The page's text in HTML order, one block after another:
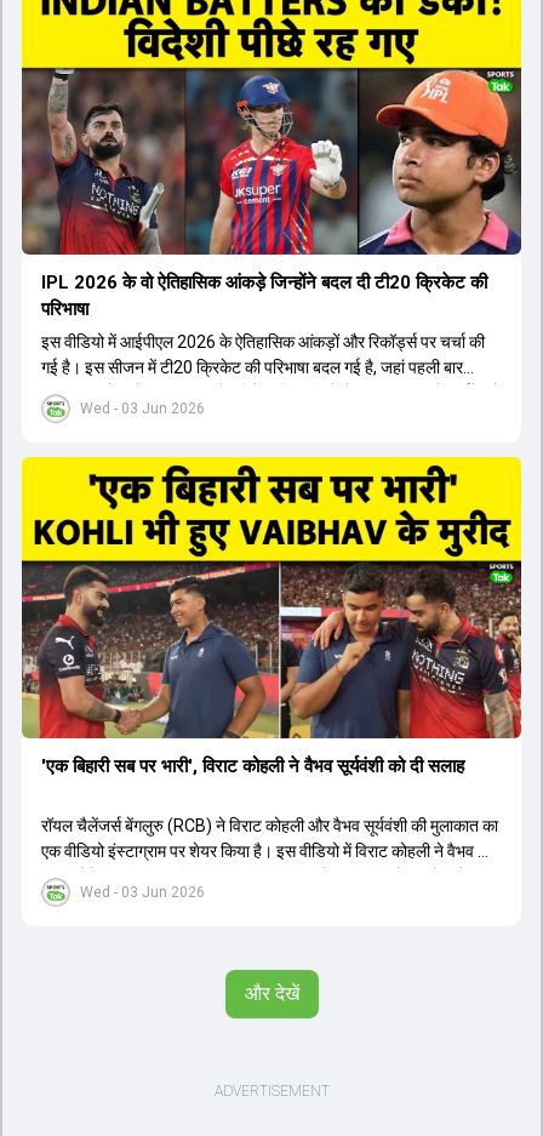
जैसे भारतीय खिलाड़ियों को टीम में शामिल किया गया, जिन्होंने शानदार प्रदर्शन
किया। इसके अलावा, Virat Kohli की भूमिका में भी बदलाव देखा गया, जहां वह
अब टीम के युवा खिलाड़ियों के साथ ज्यादा जुड़े हुए नजर आते हैं। कप्तान Rajat
Patidar के नेतृत्व में टीम का कम्युनिकेशन बहुत स्पष्ट रहा है। एनालिस्ट से लेकर
मैनेजमेंट तक, सभी एक ही पेज पर रहते हैं, जिससे मैदान पर कोई कंफ्यूजन नहीं
होता। यही कारण है कि RCB ने लगातार सफलता हासिल की है।
Wed - 03 Jun 2026
IPL 2026 के वो ऐतिहासिक आंकड़े जिन्होंने बदल दी टी20 क्रिकेट की
परिभाषा
इस वीडियो में आईपीएल 2026 के ऐतिहासिक आंकड़ों और रिकॉर्ड्स पर चर्चा की
गई है। इस सीजन में टी20 क्रिकेट की परिभाषा बदल गई है, जहां पहली बार
भारतीय बल्लेबाजों का स्ट्राइक रेट विदेशी खिलाड़ियों से ज्यादा रहा। पूरे टूर्नामेंट में
1426 छक्के लगे और 65 बार टीमों ने 200 से ज्यादा का स्कोर बनाया, जो एक
स्ट्राइक रेट के साथ मोस्ट वैल्युएबल प्लेयर का खिताब जीता। इसके अलावा पंजाब
और बेंगलुरु के प्रदर्शन के साथ-साथ लक्ष्य का पीछा करने वाली टीमों की सफलता
के आंकड़ों का भी विश्लेषण किया गया है।
Wed - 03 Jun 2026
'एक बिहारी सब पर भारी', विराट कोहली ने वैभव सूर्यवंशी को दी सलाह
रॉयल चैलेंजर्स बेंगलुरु (RCB) ने विराट कोहली और वैभव सूर्यवंशी की मुलाकात का
एक वीडियो इंस्टाग्राम पर शेयर किया है। इस वीडियो में विराट कोहली ने वैभव को
सलाह देते हुए कहा, 'एक बिहारी सब पर भारी। बस गेम खत्म।' कोहली ने उन्हें खुद
पर विश्वास रखने और नकारात्मक बातों पर ध्यान न देने की सलाह दी। आईपीएल
सीरीज खेलेंगे। वहीं, विराट कोहली लंदन रवाना हो गए हैं और अगली वनडे सीरीज में
और देखें